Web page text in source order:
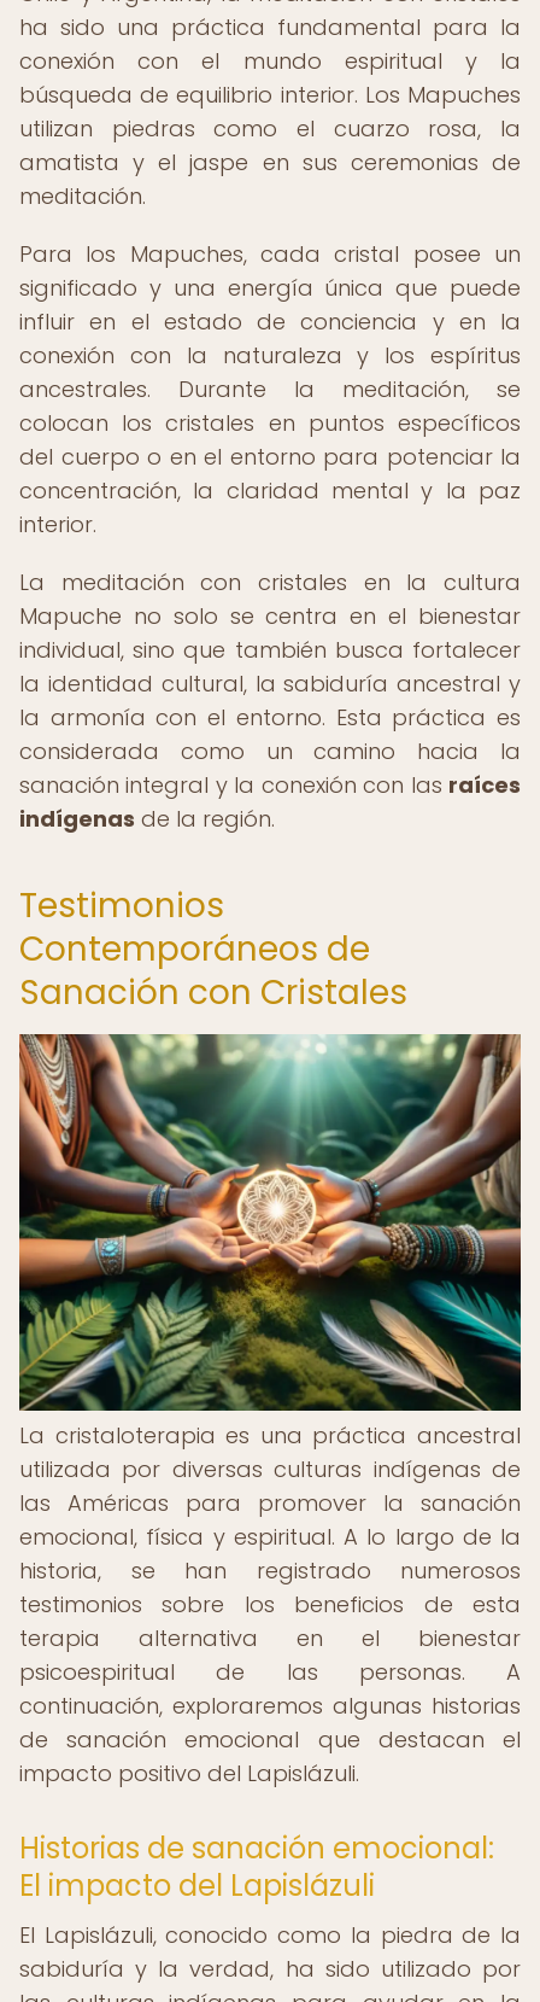
ha sido una práctica fundamental para la
conexión con el mundo espiritual y la
búsqueda de equilibrio interior. Los Mapuches
utilizan piedras como el cuarzo rosa, la
amatista y el jaspe en sus ceremonias de
meditación.
Para los Mapuches, cada cristal posee un
significado y una energía única que puede
influir en el estado de conciencia y en la
conexión con la naturaleza y los espíritus
ancestrales. Durante la meditación, se
colocan los cristales en puntos específicos
del cuerpo o en el entorno para potenciar la
concentración, la claridad mental y la paz
interior.
La meditación con cristales en la cultura
Mapuche no solo se centra en el bienestar
individual, sino que también busca fortalecer
la identidad cultural, la sabiduría ancestral y
la armonía con el entorno. Esta práctica es
considerada como un camino hacia la
sanación integral y la conexión con las raíces
indígenas de la región.
Testimonios
Contemporáneos de
Sanación con Cristales
La cristaloterapia es una práctica ancestral
utilizada por diversas culturas indígenas de
las Américas para promover la sanación
emocional, física y espiritual. A lo largo de la
historia, se han registrado numerosos
testimonios sobre los beneficios de esta
terapia alternativa en el bienestar
psicoespiritual de las personas. A
continuación, exploraremos algunas historias
de sanación emocional que destacan el
impacto positivo del Lapislázuli.
Historias de sanación emocional:
El impacto del Lapislázuli
El Lapislázuli, conocido como la piedra de la
sabiduría y la verdad, ha sido utilizado por